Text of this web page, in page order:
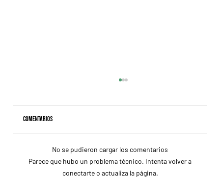
Comentarios
No se pudieron cargar los comentarios
Parece que hubo un problema técnico. Intenta volver a
conectarte o actualiza la página.